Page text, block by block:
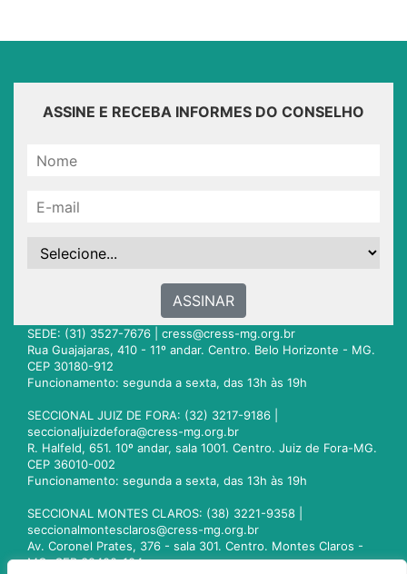
ASSINE E RECEBA INFORMES DO CONSELHO
ASSINAR
SEDE: (31) 3527-7676 | cress@cress-mg.org.br
Rua Guajajaras, 410 - 11º andar. Centro. Belo Horizonte - MG.
CEP 30180-912
Funcionamento: segunda a sexta, das 13h às 19h
SECCIONAL JUIZ DE FORA: (32) 3217-9186 |
seccionaljuizdefora@cress-mg.org.br
R. Halfeld, 651. 10º andar, sala 1001. Centro. Juiz de Fora-MG.
CEP 36010-002
Funcionamento: segunda a sexta, das 13h às 19h
SECCIONAL MONTES CLAROS: (38) 3221-9358 |
seccionalmontesclaros@cress-mg.org.br
Av. Coronel Prates, 376 - sala 301. Centro. Montes Claros -
MG. CEP 39400-104